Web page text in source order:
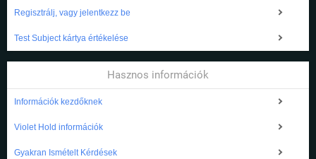
Regisztrálj, vagy jelentkezz be
Test Subject kártya értékelése
Hasznos információk
Információk kezdőknek
Violet Hold információk
Gyakran Ismételt Kérdések